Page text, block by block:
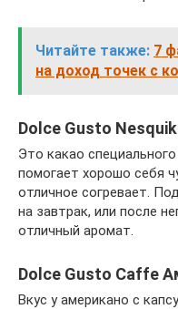
Читайте также: 7
на доход точек с
Dolce Gusto Nesquik
Это какао
помогает хорошо себя
отличное согревает.
на завтрак, или после
отличный аромат.
Dolce Gusto Caffe
Вкус у американо с